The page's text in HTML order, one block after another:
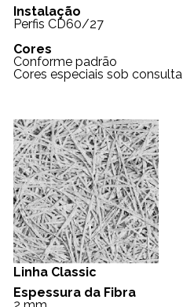
Instalação
Perfis CD60/27
Cores
Conforme padrão
Cores especiais sob consulta
Linha Classic
Espessura da Fibra